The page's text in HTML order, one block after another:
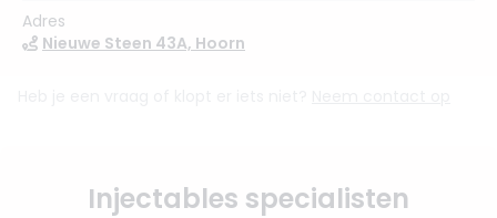
Adres
Nieuwe Steen 43A, Hoorn
Injectables specialisten